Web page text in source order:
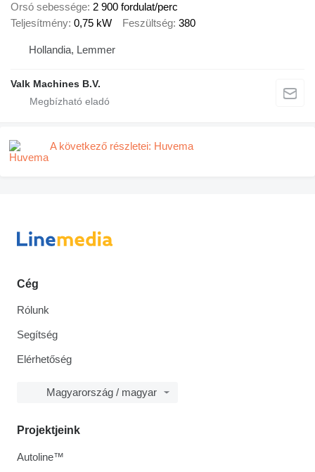
Orsó sebessége 2 900 fordulat/perc
Teljesítmény 0,75 kW Feszültség 380
Hollandia, Lemmer
Valk Machines B.V.
A következő részletei: Huvema
Cég
Rólunk
Segítség
Elérhetőség
Magyarország / magyar
Projektjeink
Autoline™